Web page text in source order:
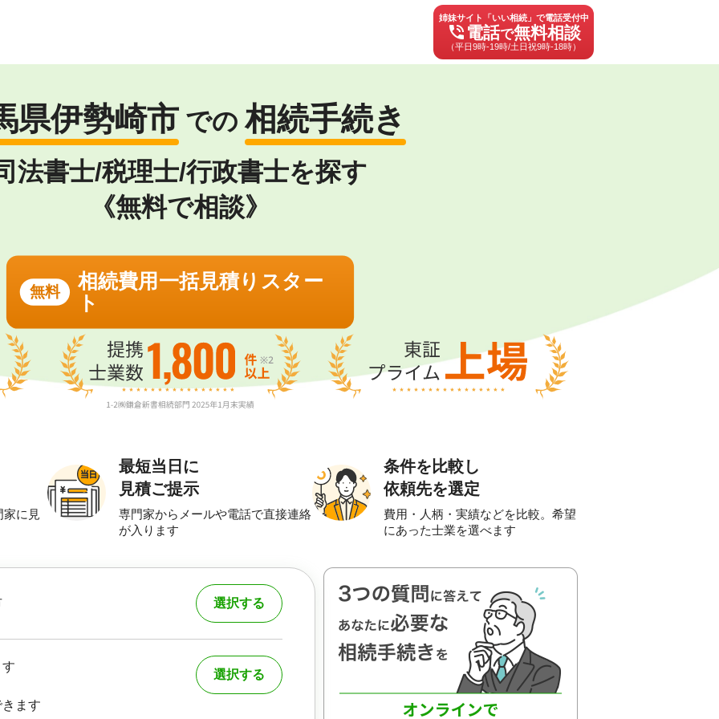
姉妹サイト「いい相続」で電話受付中
phone_in_talk 電話で無料相談
（平日9時-19時/土日祝9時-18時）
県伊勢崎市 での 相続手続き
法書士/税理士/行政書士を探す
《無料で相談》
無料
相続費用一括見積りスター
ト
家に見
最短当日に
見積ご提示
専門家からメールや電話で直接連絡
が入ります
条件を比較し
依頼先を選定
費用・人柄・実績などを比較。希望
にあった士業を選べます
選択する
ます
選択する